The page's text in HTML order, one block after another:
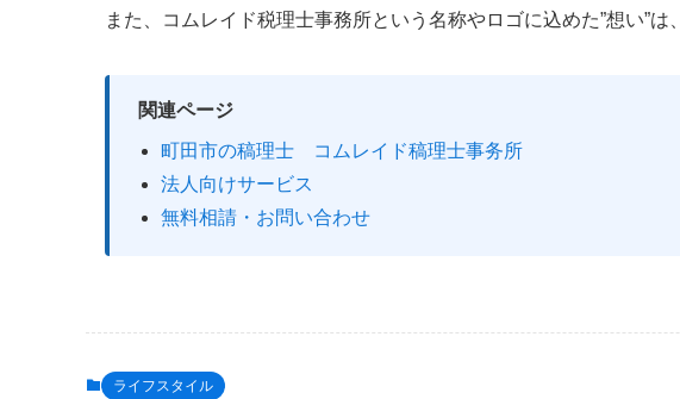
また、コムレイド税理士事務所という名称やロゴに込めた”想い”は、
関連ページ
町田市の稿理士 コムレイド稿理士事务所
法人向けサービス
無料相請・お問い合わせ
ライフスタイル